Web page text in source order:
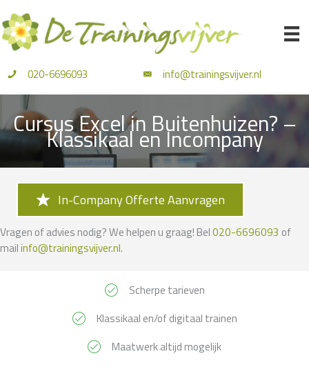
naar
de
inhoud
020-6696093 info@trainingsvijver.nl
Cursus Excel in Buitenhuizen? –
Klassikaal en Incompany
In-Company Offerte Aanvragen
Vragen of advies nodig? We helpen u graag! Bel020-6696093 of
mailinfo@trainingsvijver.nl.
Scherpe tarieven
Klassikaal en/of digitaal trainen
Maatwerk altijd mogelijk